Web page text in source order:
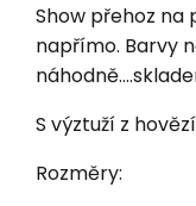
Show přehoz na
napřímo. Barvy
S výztuží z
Rozměry: